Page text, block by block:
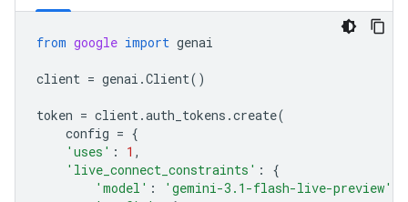
from google import genai
client = genai .Client()
token = client.auth_tokens .create(
config = {
'uses' : 1 ,
'live_connect_constraints' :
{
'model' : 'gemini-3.1-flash-live-preview'